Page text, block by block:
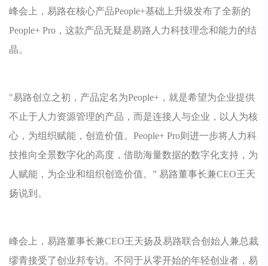
峰会上，易路在核心产品People+基础上升级发布了全新的
People+ Pro，这款产品无疑是易路人力科技理念和能力的结
晶。
"易路创立之初，产品定名为People+，就是希望为企业提供
不止于人力资源管理的产品，而是连接人与企业，以人为核
心，为组织赋能，创造价值。People+ Pro则进一步将人力科
技推向全景数字化的高度，借助海量数据的数字化支持，为
人赋能，为企业和组织创造价值。” 易路董事长兼CEO王天
扬说到。
峰会上，易路董事长兼CEO王天扬及易路联合创始人兼总裁
缪青接受了创业邦专访。不同于从零开始的年轻创业者，易